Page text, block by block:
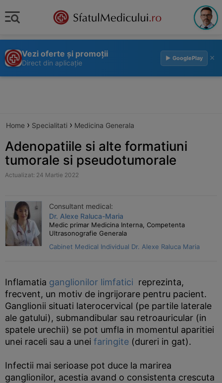
Vezi oferte și promoții
Direct din aplicație
▶ GooglePlay ×
Home › Specialitati › Medicina Generala
Adenopatiile si alte formatiuni
tumorale si pseudotumorale
Actualizat: 24 Martie 2022
Consultant medical:
Dr. Alexe Raluca-Maria
Medic primar Medicina Interna, Competenta
Ultrasonografie Generala
Cabinet Medical Individual Dr. Alexe Raluca Maria
Inflamatia ganglionilor limfatici reprezinta,
frecvent, un motiv de ingrijorare pentru pacient.
Ganglionii situati laterocervical (pe partile laterale
ale gatului), submandibular sau retroauricular (in
spatele urechii) se pot umfla in momentul aparitiei
unei raceli sau a unei faringite (dureri in gat).
Infectii mai serioase pot duce la marirea
ganglionilor, acestia avand o consistenta crescuta